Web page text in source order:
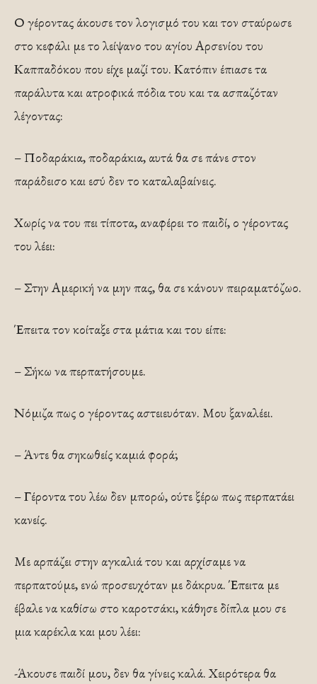
Ο γέροντας άκουσε τον λογισμό του και τον σταύρωσε
στο κεφάλι με το λείψανο του αγίου Αρσενίου του
Καππαδόκου που είχε μαζί του. Κατόπιν έπιασε τα
παράλυτα και ατροφικά πόδια του και τα ασπαζόταν
λέγοντας:
– Ποδαράκια, ποδαράκια, αυτά θα σε πάνε στον
παράδεισο και εσύ δεν το καταλαβαίνεις.
Χωρίς να του πει τίποτα, αναφέρει το παιδί, ο γέροντας
του λέει:
– Στην Αμερική να μην πας, θα σε κάνουν πειραματόζωο.
Έπειτα τον κοίταξε στα μάτια και του είπε:
– Σήκω να περπατήσουμε.
Νόμιζα πως ο γέροντας αστειευόταν. Μου ξαναλέει.
– Άντε θα σηκωθείς καμιά φορά;
– Γέροντα του λέω δεν μπορώ, ούτε ξέρω πως περπατάει
κανείς.
Με αρπάζει στην αγκαλιά του και αρχίσαμε να
περπατούμε, ενώ προσευχόταν με δάκρυα. Έπειτα με
έβαλε να καθίσω στο καροτσάκι, κάθησε δίπλα μου σε
μια καρέκλα και μου λέει:
-Άκουσε παιδί μου, δεν θα γίνεις καλά. Χειρότερα θα